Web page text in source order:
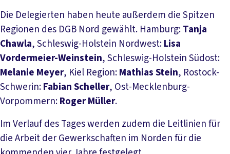
Die Delegierten haben heute außerdem die Spitzen
Regionen des DGB Nord gewählt. Hamburg:Tanja
Chawla, Schleswig-Holstein Nordwest:Lisa
Vordermeier-Weinstein, Schleswig-Holstein Südost:
Melanie Meyer, Kiel Region:Mathias Stein, Rostock-
Schwerin:Fabian Scheller, Ost-Mecklenburg-
Vorpommern:Roger Müller.
Im Verlauf des Tages werden zudem die Leitlinien für
die Arbeit der Gewerkschaften im Norden für die